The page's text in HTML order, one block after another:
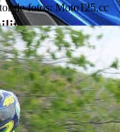
de fotos: Moto125.cc